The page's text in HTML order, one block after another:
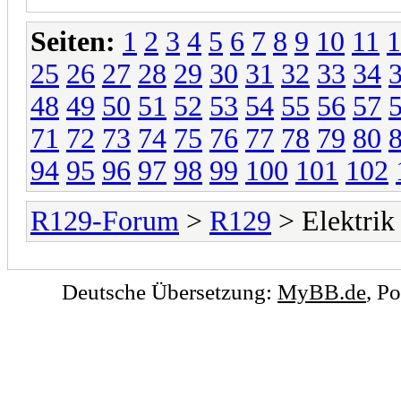
Seiten: 1 2 3 4 5 6 7 8 9 10 11
25 26 27 28 29 30 31 32 33 34
48 49 50 51 52 53 54 55 56 57
71 72 73 74 75 76 77 78 79 80
94 95 96 97 98 99 100 101 102
R129-Forum > R129 > Elektrik
Deutsche Übersetzung: MyBB.de,